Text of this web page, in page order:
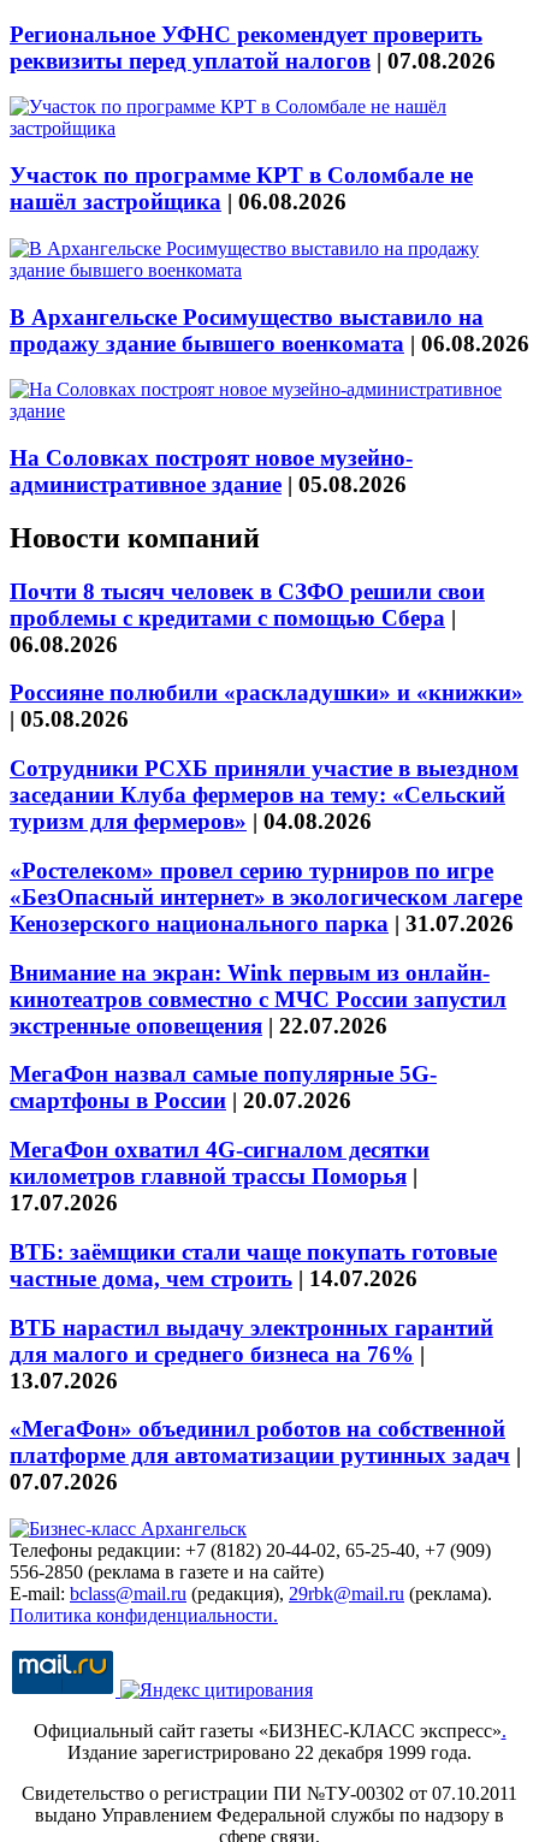
Региональное УФНС рекомендует проверить
реквизиты перед уплатой налогов | 07.08.2026
Участок по программе КРТ в Соломбале не
нашёл застройщика | 06.08.2026
В Архангельске Росимущество выставило на
продажу здание бывшего военкомата | 06.08.2026
На Соловках построят новое музейно-
административное здание | 05.08.2026
Новости компаний
Почти 8 тысяч человек в СЗФО решили свои
проблемы с кредитами с помощью Сбера |
06.08.2026
Россияне полюбили «раскладушки» и «книжки»
| 05.08.2026
Сотрудники РСХБ приняли участие в выездном
заседании Клуба фермеров на тему: «Сельский
туризм для фермеров» | 04.08.2026
«Ростелеком» провел серию турниров по игре
«БезОпасный интернет» в экологическом лагере
Кенозерского национального парка | 31.07.2026
Внимание на экран: Wink первым из онлайн-
кинотеатров совместно с МЧС России запустил
экстренные оповещения | 22.07.2026
МегаФон назвал самые популярные 5G-
смартфоны в России | 20.07.2026
МегаФон охватил 4G-сигналом десятки
километров главной трассы Поморья |
17.07.2026
ВТБ: заёмщики стали чаще покупать готовые
частные дома, чем строить | 14.07.2026
ВТБ нарастил выдачу электронных гарантий
для малого и среднего бизнеса на 76% |
13.07.2026
«МегаФон» объединил роботов на собственной
платформе для автоматизации рутинных задач |
07.07.2026
Телефоны редакции: +7 (8182) 20-44-02, 65-25-40, +7 (909)
556-2850 (реклама в газете и на сайте)
E-mail: bclass@mail.ru (редакция), 29rbk@mail.ru (реклама).
Политика конфиденциальности.
Официальный сайт газеты «БИЗНЕС-КЛАСС экспресс».
Издание зарегистрировано 22 декабря 1999 года.
Свидетельство о регистрации ПИ №ТУ-00302 от 07.10.2011
выдано Управлением Федеральной службы по надзору в
сфере связи,